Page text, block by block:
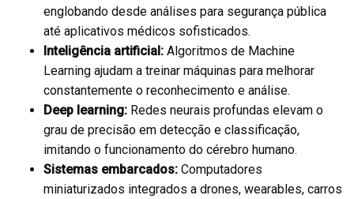
englobando desde análises para segurança pública
até aplicativos médicos sofisticados.
Inteligência artificial: Algoritmos de Machine
Learning ajudam a treinar máquinas para melhorar
constantemente o reconhecimento e análise.
Deep learning: Redes neurais profundas elevam o
grau de precisão em detecção e classificação,
imitando o funcionamento do cérebro humano.
Sistemas embarcados: Computadores
miniaturizados integrados a drones, wearables, carros